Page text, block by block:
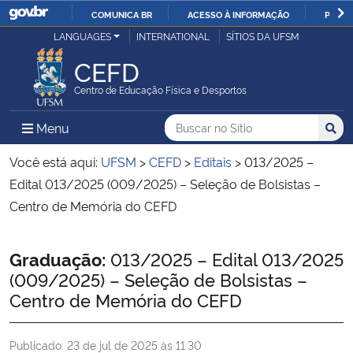
IR
COMUNICA BR ACESSO À INFORMAÇÃO
Ministério da Justiça e Segurança Pública
Ministério da Defesa
Ministério das Relações Exteriores
Ministério da Economia
Ministério da Agricultura, Pecuária e Abastecimento
Ministério da Educação
LANGUAGES INTERNATIONAL SÍTIOS DA UFSM
CEFD
Centro de Educação Física e Desportos
Menu Menu Principal do Sítio
Busca
Buscar no no Sítio
Busca:
Você está aqui: UFSM >CEFD > Editais >013/2025 –
Edital 013/2025 (009/2025) – Seleção de Bolsistas –
Centro de Memória do CEFD
Início do conteúdo
Graduação: 013/2025 – Edital 013/2025
(009/2025) – Seleção de Bolsistas –
Centro de Memória do CEFD
Publicado: 23 de jul de 2025 às 11:30